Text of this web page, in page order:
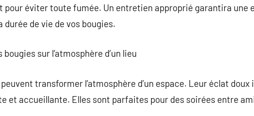
pour éviter toute fumée. Un entretien approprié garantira une
durée de vie de vos bougies.
bougies sur l’atmosphère d’un lieu
transformer l’atmosphère d’un espace. Leur éclat
et accueillante. Elles sont parfaites pour des soirées entre